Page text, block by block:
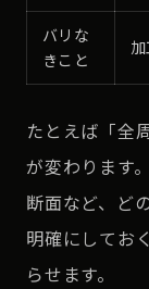
バリな
きこと
たとえば「全
が変わります
断面など、ど
明確にしてお
らせます。